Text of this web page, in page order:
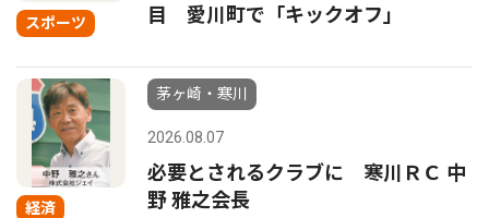
スポーツ
目 愛川町で「キックオフ」
経済
茅ヶ崎・寒川
2026.08.07
必要とされるクラブに 寒川ＲＣ 中
野 雅之会長